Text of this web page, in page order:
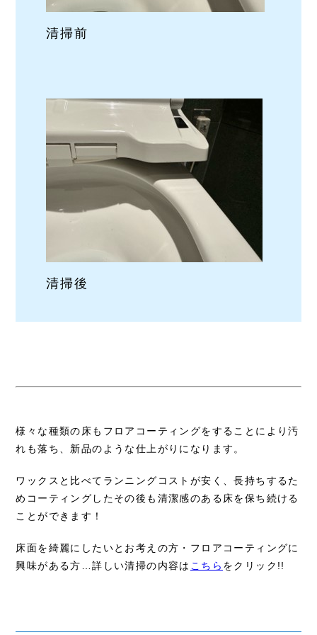
清掃前
清掃後
様々な種類の床もフロアコーティングをすることにより汚
れも落ち、新品のような仕上がりになります。
ワックスと比べてランニングコストが安く、長持ちするた
めコーティングしたその後も清潔感のある床を保ち続ける
ことができます！
床面を綺麗にしたいとお考えの方・フロアコーティングに
興味がある方…詳しい清掃の内容は こちら をクリック!!